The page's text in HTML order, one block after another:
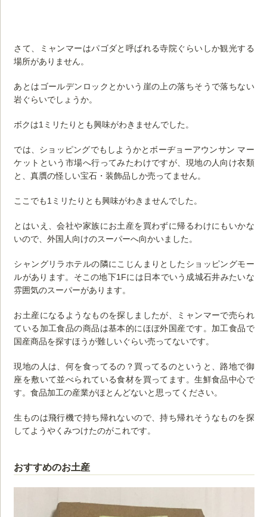
さて、ミャンマーはパゴダと呼ばれる寺院ぐらいしか観光する
場所がありません。
あとはゴールデンロックとかいう崖の上の落ちそうで落ちない
岩ぐらいでしょうか。
ボクは1ミリたりとも興味がわきませんでした。
では、ショッピングでもしようかとボーヂョーアウンサン マー
ケットという市場へ行ってみたわけですが、現地の人向け衣類
と、真贋の怪しい宝石・装飾品しか売ってません。
ここでも1ミリたりとも興味がわきませんでした。
とはいえ、会社や家族にお土産を買わずに帰るわけにもいかな
いので、外国人向けのスーパーへ向かいました。
シャングリラホテルの隣にこじんまりとしたショッピングモー
ルがあります。そこの地下1Fには日本でいう成城石井みたいな
雰囲気のスーパーがあります。
お土産になるようなものを探しましたが、ミャンマーで売られ
ている加工食品の商品は基本的にほぼ外国産です。加工食品で
国産商品を探すほうが難しいぐらい売ってないです。
現地の人は、何を食ってるの？買ってるのというと、路地で御
座を敷いて並べられている食材を買ってます。生鮮食品中心で
す。食品加工の産業がほとんどないと思ってください。
生ものは飛行機で持ち帰れないので、持ち帰れそうなものを探
してようやくみつけたのがこれです。
おすすめのお土産